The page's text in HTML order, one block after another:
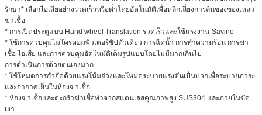
รักษา* เลือกไอเสียอย่างรวดเร็วหรือต่ำโดยอัตโนมัติเพื่อหลีกเลี่ยงการล้นของของเหลว
ฆ่าเชื้อ
* การเปิดประตูแบบ Hand wheel Translation รวดเร็วและใช้แรงงาน-Savino
* ใช้การควบคุมไมโครคอมพิวเตอร์ชิปตัวเดียว การฉีดน้ำ การทำความร้อน การฆ่า
เชื้อ ไอเสีย และการควบคุมอัตโนมัติเต็มรูปแบบโดยไม่มีมากเกินไป
การดำเนินการด้วยตนเองมาก
* ใช้โหมดการกำจัดด้วยแรงโน้มถ่วงและโหมดระบายแรงดันเป็นบวกเพื่อระบายภาระ
และอากาศเย็นในห้องฆ่าเชื้อ
* ห้องฆ่าเชื้อและตะกร้าฆ่าเชื้อทำจากสแตนเลสคุณภาพสูง SUS304 และภายในขัด
เงา